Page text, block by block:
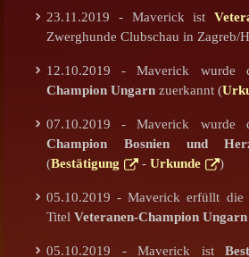
23.11.2019 - Maverick ist
Zwerghunde Clubschau in Zagreb/
12.10.2019 - Maverick wurde
Champion Ungarn zuerkannt (
07.10.2019 - Maverick wurde
Champion Bosnien und
(Bestätigung -Urkunde )
05.10.2019 - Maverick erfüllt die
TitelVeteranen-Champion Ungarn
05.10.2019 - Maverick ist